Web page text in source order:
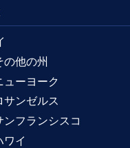
の他の州
ューヨーク
サンゼルス
ンフランシスコ
ワイ